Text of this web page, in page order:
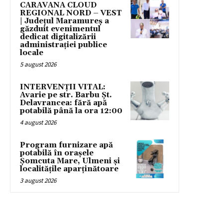
CARAVANA CLOUD
REGIONAL NORD – VEST
| Județul Maramureș a
găzduit evenimentul
dedicat digitalizării
administrației publice
locale
5 august 2026
INTERVENȚII VITAL:
Avarie pe str. Barbu Șt.
Delavrancea: fără apă
potabilă până la ora 12:00
4 august 2026
Program furnizare apă
potabilă în orașele
Șomcuta Mare, Ulmeni și
localitățile aparținătoare
3 august 2026